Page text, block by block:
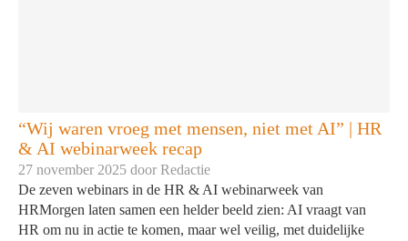
“Wij waren vroeg met mensen, niet met AI” | HR
& AI webinarweek recap
27 november 2025 doorRedactie
De zeven webinars in de HR & AI webinarweek van
HRMorgen laten samen een helder beeld zien: AI vraagt van
HR om nu in actie te komen, maar wel veilig, met duidelijke